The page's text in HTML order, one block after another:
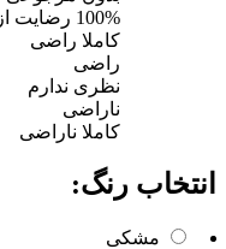
100% رضایت
کاملا راضی
راضی
نظری ندارم
ناراضی
کاملا ناراضی
انتخاب رنگ:
مشکی